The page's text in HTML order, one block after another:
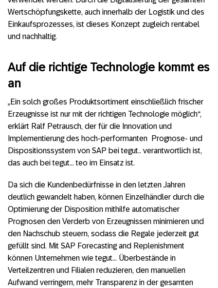
Wertschöpfungskette, auch innerhalb der Logistik und des
Einkaufsprozesses, ist dieses Konzept zugleich rentabel
und nachhaltig.
Auf die richtige Technologie kommt es
an
„Ein solch großes Produktsortiment einschließlich frischer
Erzeugnisse ist nur mit der richtigen Technologie möglich“,
erklärt Ralf Petrausch, der für die Innovation und
Implementierung des hoch-performanten Prognose- und
Dispositionssystem von SAP bei tegut.. verantwortlich ist,
das auch bei tegut… teo im Einsatz ist.
Da sich die Kundenbedürfnisse in den letzten Jahren
deutlich gewandelt haben, können Einzelhändler durch die
Optimierung der Disposition mithilfe automatischer
Prognosen den Verderb von Erzeugnissen minimieren und
den Nachschub steuern, sodass die Regale jederzeit gut
gefüllt sind. Mit SAP Forecasting and Replenishment
können Unternehmen wie tegut… Überbestände in
Verteilzentren und Filialen reduzieren, den manuellen
Aufwand verringern, mehr Transparenz in der gesamten